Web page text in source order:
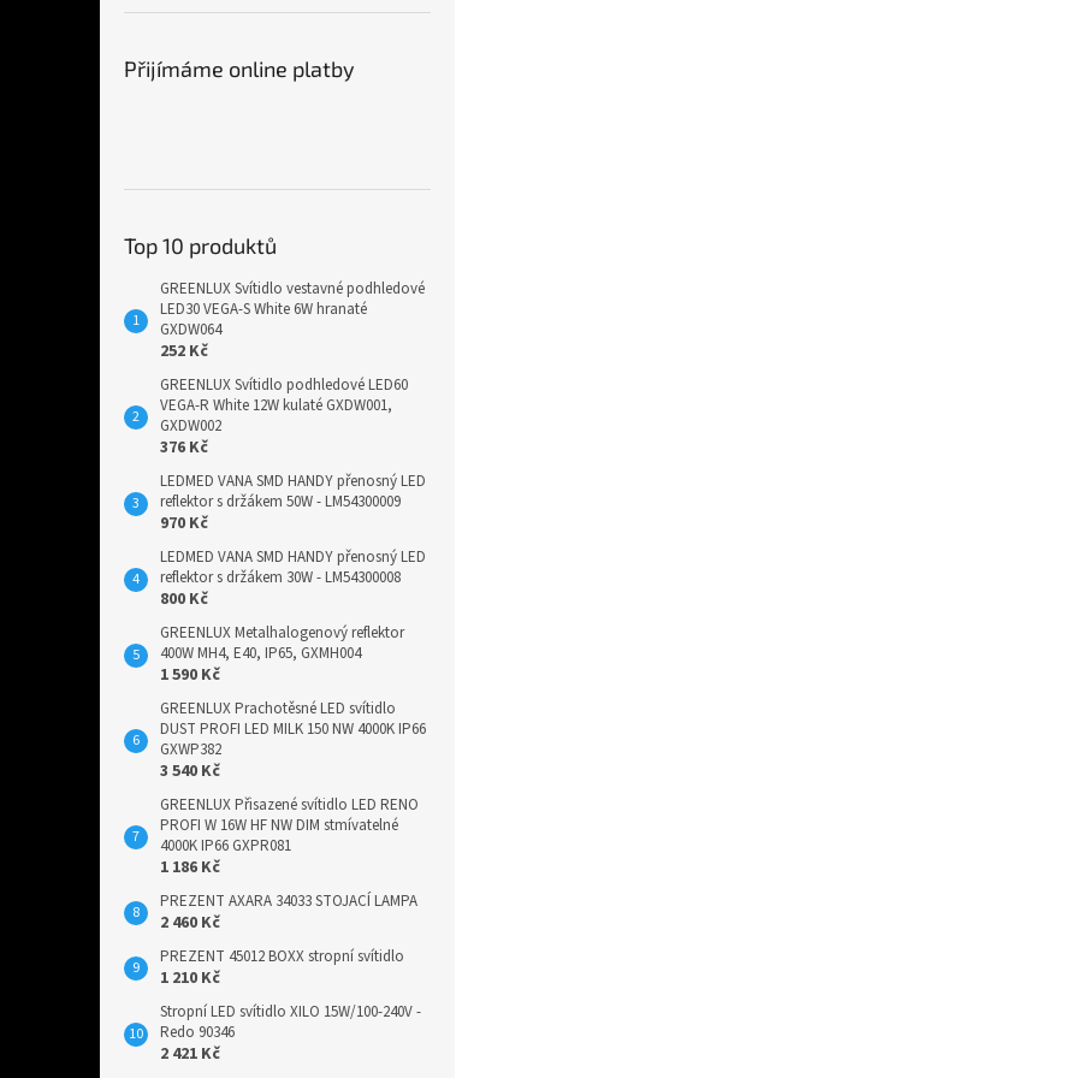
Přijímáme online platby
Top 10 produktů
GREENLUX Svítidlo vestavné podhledové
LED30 VEGA-S White 6W hranaté
GXDW064
252 Kč
GREENLUX Svítidlo podhledové LED60
VEGA-R White 12W kulaté GXDW001,
GXDW002
376 Kč
LEDMED VANA SMD HANDY přenosný LED
reflektor s držákem 50W - LM54300009
970 Kč
LEDMED VANA SMD HANDY přenosný LED
reflektor s držákem 30W - LM54300008
800 Kč
GREENLUX Metalhalogenový reflektor
400W MH4, E40, IP65, GXMH004
1 590 Kč
GREENLUX Prachotěsné LED svítidlo
DUST PROFI LED MILK 150 NW 4000K IP66
GXWP382
3 540 Kč
GREENLUX Přisazené svítidlo LED RENO
PROFI W 16W HF NW DIM stmívatelné
4000K IP66 GXPR081
1 186 Kč
PREZENT AXARA 34033 STOJACÍ LAMPA
2 460 Kč
PREZENT 45012 BOXX stropní svítidlo
1 210 Kč
Stropní LED svítidlo XILO 15W/100-240V -
Redo 90346
2 421 Kč